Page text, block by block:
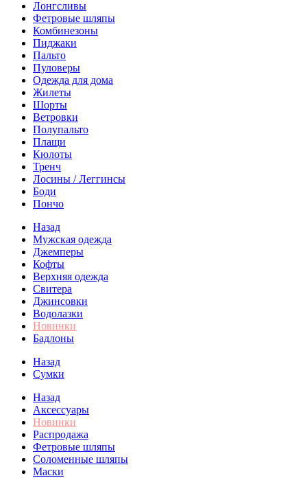
Лонгсливы
Фетровые шляпы
Комбинезоны
Пиджаки
Пальто
Пуловеры
Одежда для дома
Жилеты
Шорты
Ветровки
Полупальто
Плащи
Кюлоты
Тренч
Лосины / Леггинсы
Боди
Пончо
Назад
Мужская одежда
Джемперы
Кофты
Верхняя одежда
Свитера
Джинсовки
Водолазки
Новинки
Бадлоны
Назад
Сумки
Назад
Аксессуары
Новинки
Распродажа
Фетровые шляпы
Соломенные шляпы
Маски